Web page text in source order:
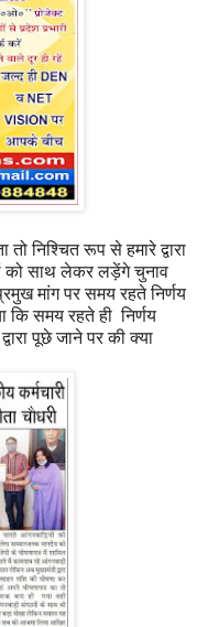
निश्चित रूप से हमारे द्वारा
को साथ लेकर लड़ेंगे चुनाव
मांग पर समय रहते निर्णय
कि समय रहते ही निर्णय
पूछे जाने पर की क्या